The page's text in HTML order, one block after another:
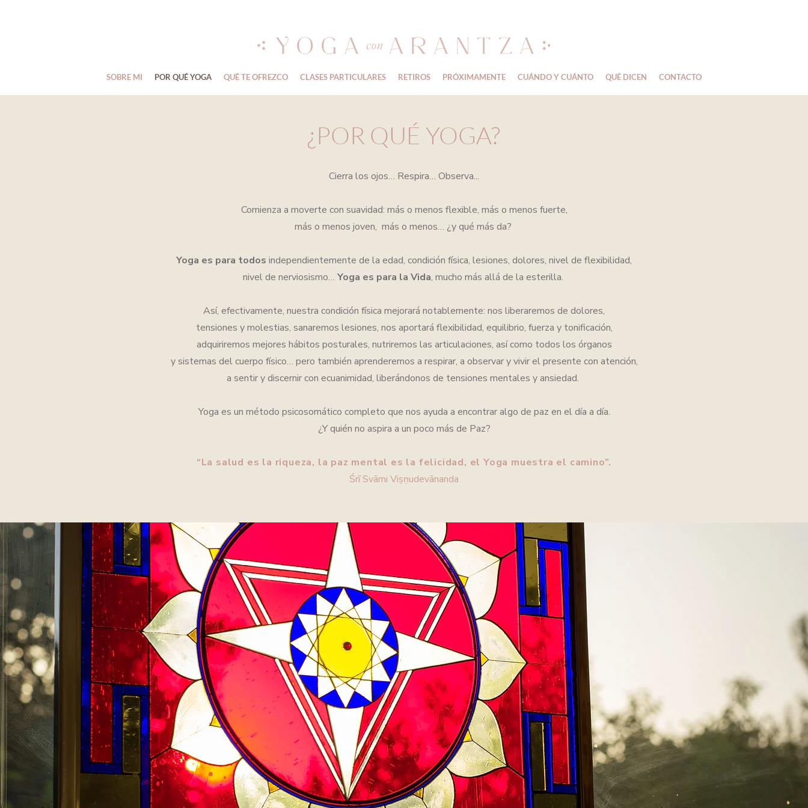
SOBRE MI POR QUÉ YOGA QUÉ TE OFREZCO CLASES PARTICULARES RETIROS PRÓXIMAMENTE CUÁNDO Y CUÁNTO QUÉ DICEN CONTACTO
¿POR QUÉ YOGA?
Cierra los ojos… Respira… Observa...
Comienza a moverte con suavidad: más o menos flexible, más o menos fuerte,
más o menos joven, más o menos… ¿y qué más da?
Yoga es para todos independientemente de la edad, condición física, lesiones, dolores, nivel de flexibilidad,
nivel de nerviosismo… Yoga es para la Vida, mucho más allá de la esterilla.
Así, efectivamente, nuestra condición física mejorará notablemente: nos liberaremos de dolores,
tensiones y molestias, sanaremos lesiones, nos aportará flexibilidad, equilibrio, fuerza y tonificación,
adquiriremos mejores hábitos posturales, nutriremos las articulaciones, así como todos los órganos
ysistemas del cuerpo físico… pero también aprenderemos a respirar, a observar y vivir el presente con atención,
a sentir y discernir con ecuanimidad, liberándonos de tensiones mentales y ansiedad.
Yoga es un método psicosomático completo que nos ayuda a encontrar algo de paz en el día a día.
¿Y quién no aspira a un poco más de Paz?
“La salud es la riqueza, la paz mental es la felicidad, el Yoga muestra el camino”.
Śrī Svāmi Viṣṇudevānanda